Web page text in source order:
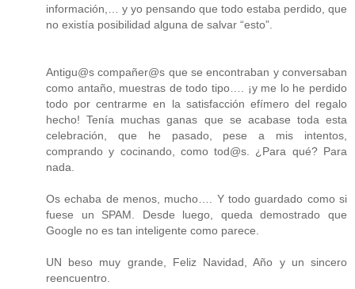
información,… y yo pensando que todo estaba perdido, que
no existía posibilidad alguna de salvar “esto”.
Antigu@s compañer@s que se encontraban y conversaban
como antaño, muestras de todo tipo…. ¡y me lo he perdido
todo por centrarme en la satisfacción efímero del regalo
hecho! Tenía muchas ganas que se acabase toda esta
celebración, que he pasado, pese a mis intentos,
comprando y cocinando, como tod@s. ¿Para qué? Para
nada.
Os echaba de menos, mucho…. Y todo guardado como si
fuese un SPAM. Desde luego, queda demostrado que
Google no es tan inteligente como parece.
UN beso muy grande, Feliz Navidad, Año y un sincero
reencuentro.